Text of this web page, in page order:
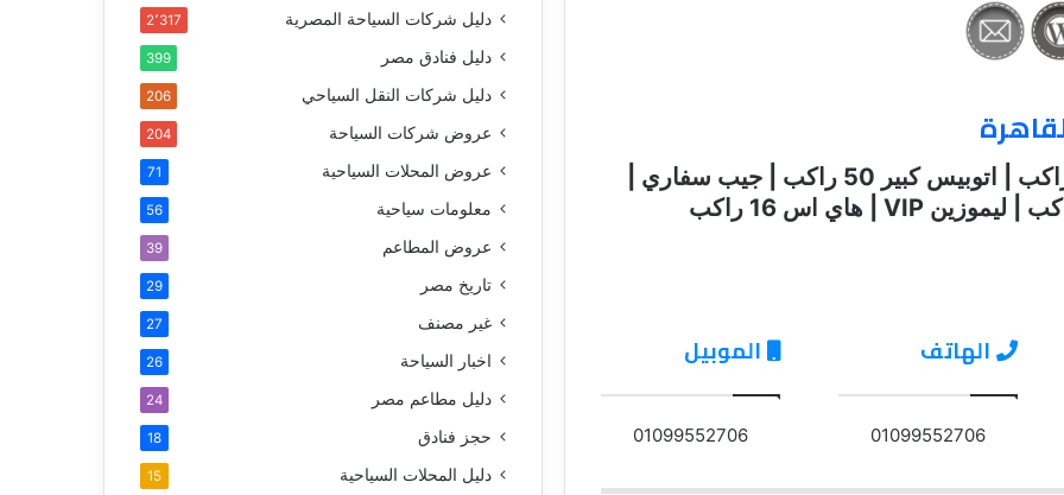
اتش وان 11 راكب | اتوبيس كبير 33 راكب | اتوبيس كبير 50 راكب | جيب سفاري |
الهاتف
01099552706
الموبيل
01099552706
دليل شركات السياحة المصرية 2٬317
دليل فنادق مصر 399
دليل شركات النقل السياحي 206
عروض شركات السياحة 204
عروض المحلات السياحية 71
معلومات سياحية 56
عروض المطاعم 39
تاريخ مصر 29
غير مصنف 27
اخبار السياحة 26
دليل مطاعم مصر 24
حجز فنادق 18
دليل المحلات السياحية 15